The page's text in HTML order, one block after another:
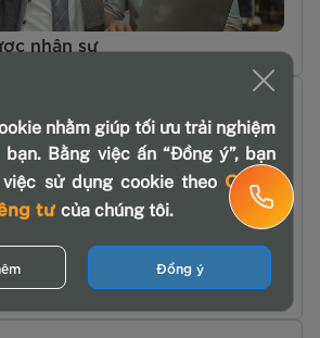
nhân sự
nhằm giúp tối ưu trải nghiệm
Bằng việc ấn “Đồng ý”, bạn
sử dụng cookie theo Chính
tư của chúng tôi.
Đồng ý